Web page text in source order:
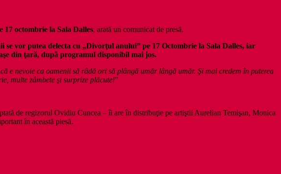
octombrie la Sala Dalles, arată un comunicat de presă.
vor putea delecta cu „Divorţul anului” pe 17 Octombrie la Sala Dalles, iar
din ţară, după programul disponibil mai jos.
e nevoie ca oamenii să râdă ori să plângă umăr lângă umăr. Şi mai credem în puterea
multe zâmbete şi surprize plăcute!”
de regizorul Ovidiu Cuncea – îi are în distribuţie pe artiştii Aurelian Temişan, Monica
în această piesă.